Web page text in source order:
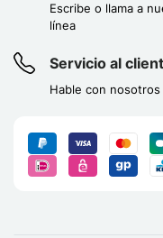
Escribe o llama a
línea
Servicio al
Hable con nosotros